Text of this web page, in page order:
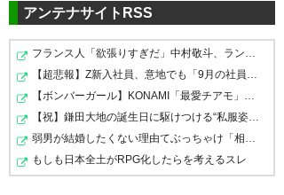
大剛…まだやれるんじゃないの
か…そうか…おつかれさま…
— 京右衛門 (kyoemoon)2019,
2月 18
渡邉大剛辞めちゃうのか…まだ
できると思うけどなあ。キャリ
アハイの活躍はベルデニック体
制での大宮でノヴァコヴィッチ
の周囲を動き回っていた頃か
たというか。お疲れさまでし
た。
— へー (shey_12)2019, 2月 18
渡邉大剛は渡邉千真の兄だった
アンテナサイトRSS
フランス人「欲張りすぎだ」中村敬斗、ランス残留の可能…
【超悲報】Z新入社員、意地でも「9月の社員旅行」の計画…
【ボンバーガール】KONAMI「最愛チアモ」プライズフィギ…
【祝】鎌田大地の誕生日に駆けつける“私服姿の日本代表ト…
弱男が結婚したくない理由てぶっちゃけ「相手を不幸にさ…
もしも日本全土がRPG化したらを考えるスレ